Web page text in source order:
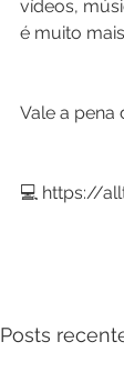
vídeos,
é muito
Vale a pena
💻 https://
Posts